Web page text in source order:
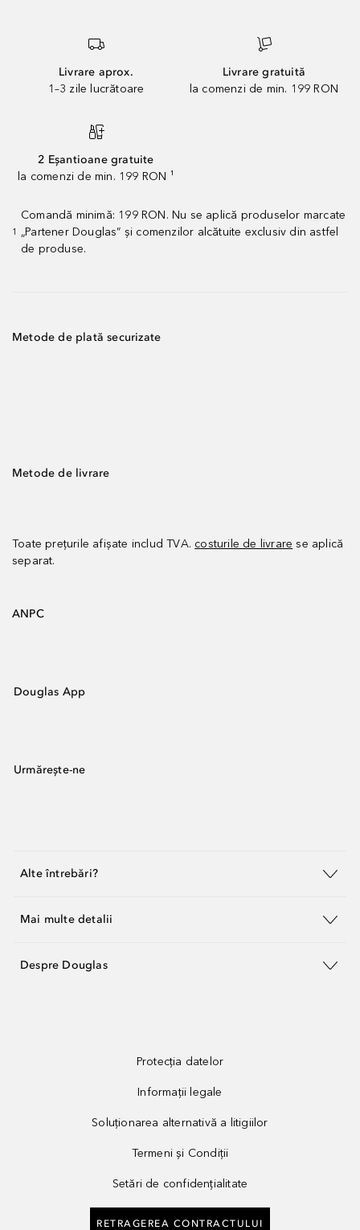
Livrare aprox.
1–3 zile lucrătoare
Livrare gratuită
la comenzi de min. 199 RON
2 Eșantioane gratuite
la comenzi de min. 199 RON ¹
1
Comandă minimă: 199 RON. Nu se aplică produselor marcate
„Partener Douglas” și comenzilor alcătuite exclusiv din astfel
de produse.
Metode de plată securizate
Metode de livrare
Toate prețurile afișate includ TVA. costurile de livrare se aplică
separat.
ANPC
Douglas App
Urmărește-ne
Alte întrebări?
Mai multe detalii
Despre Douglas
Protecția datelor
Informații legale
Soluționarea alternativă a litigiilor
Termeni și Condiții
Setări de confidențialitate
RETRAGEREA CONTRACTULUI